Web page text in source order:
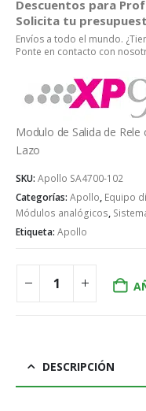
Descuentos para
Solicita tu
Envíos a todo el mundo.
Ponte en contacto con
Modulo de Salida de
Lazo
SKU: Apollo SA4700-102
Categorías: Apollo, Equipo
Módulos analógicos,
Etiqueta: Apollo
DESCRIPCIÓN